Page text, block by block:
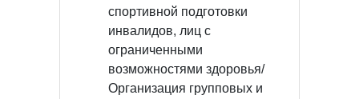
спортивной подготовки
инвалидов, лиц с
ограниченными
возможностями здоровья/
Организация групповых и